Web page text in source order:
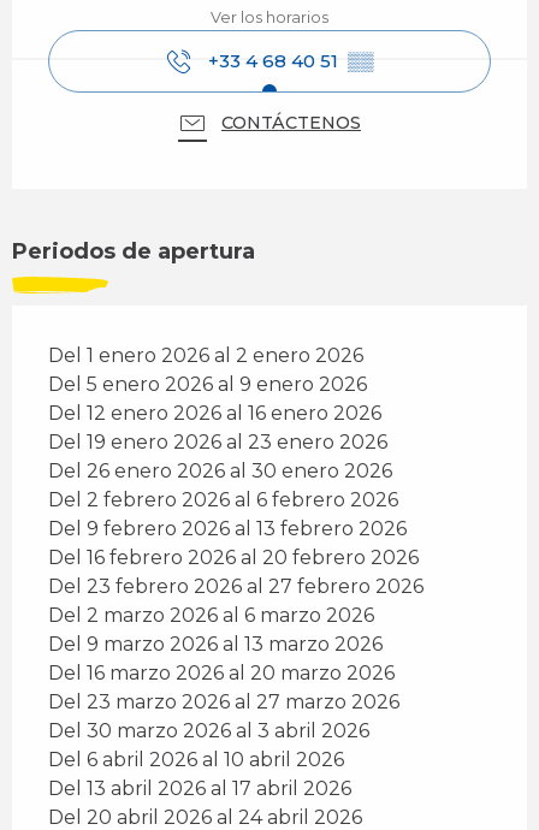
Ver los horarios
+33 4 68 40 51 ▒▒
CONTÁCTENOS
Periodos de apertura
Del 1 enero 2026 al 2 enero 2026
Del 5 enero 2026 al 9 enero 2026
Del 12 enero 2026 al 16 enero 2026
Del 19 enero 2026 al 23 enero 2026
Del 26 enero 2026 al 30 enero 2026
Del 2 febrero 2026 al 6 febrero 2026
Del 9 febrero 2026 al 13 febrero 2026
Del 16 febrero 2026 al 20 febrero 2026
Del 23 febrero 2026 al 27 febrero 2026
Del 2 marzo 2026 al 6 marzo 2026
Del 9 marzo 2026 al 13 marzo 2026
Del 16 marzo 2026 al 20 marzo 2026
Del 23 marzo 2026 al 27 marzo 2026
Del 30 marzo 2026 al 3 abril 2026
Del 6 abril 2026 al 10 abril 2026
Del 13 abril 2026 al 17 abril 2026
Del 20 abril 2026 al 24 abril 2026